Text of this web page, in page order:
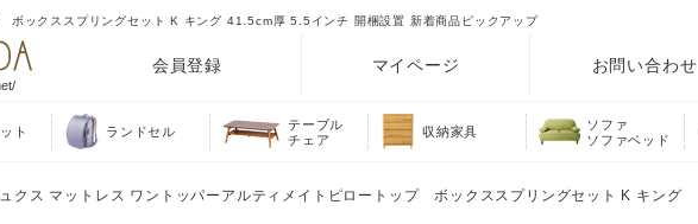
ックススプリングセット K キング 41.5cm厚 5.5インチ 開梱設置 新着商品ピックアップ
会員登録 マイページ お問い合わせ
ト ランドセル
テーブル
チェア
収納家具
ソファ
ソファベッド
クス マットレス ワントッパーアルティメイトピロートップ ボックススプリングセット K キング